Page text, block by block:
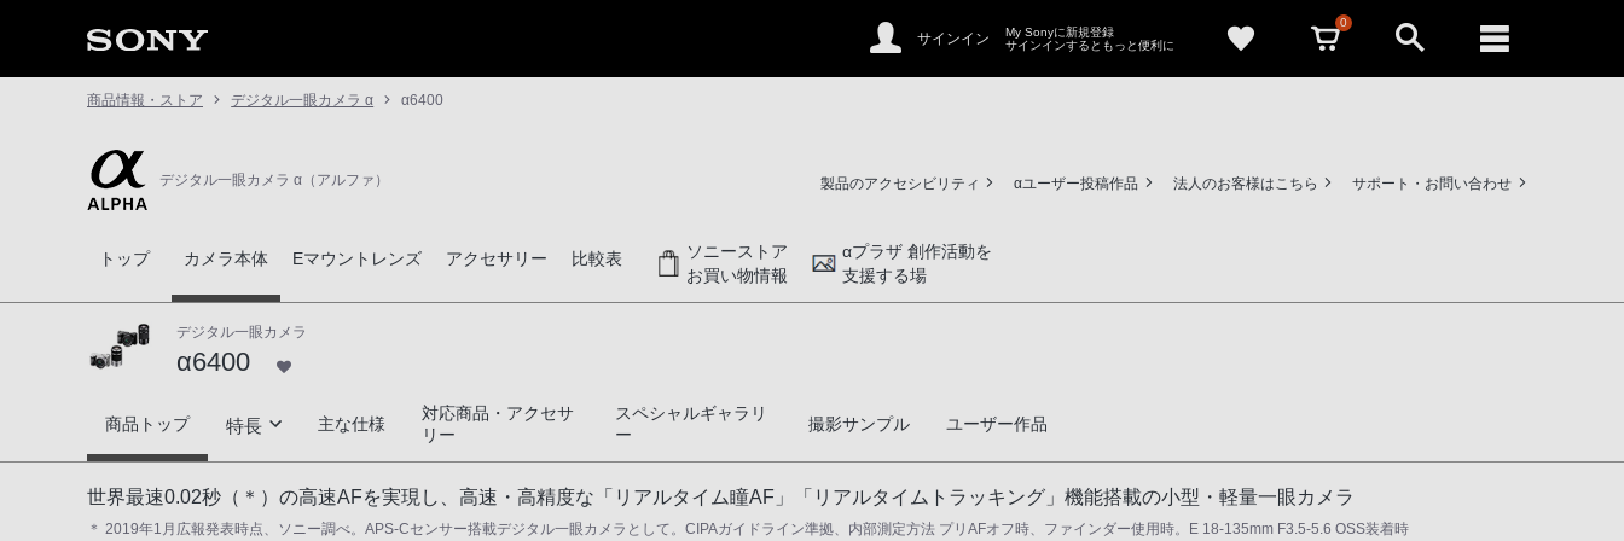
サインイン
My Sonyに新規登録
サインインするともっと便利に
0
商品情報・ストア デジタル一眼カメラ α α6400
デジタル一眼カメラ α（アルファ） 製品のアクセシビリティ αユーザー投稿作品 法人のお客様はこちら サポート・お問い合わせ
トップ カメラ本体 Eマウントレンズ アクセサリー 比較表
ソニーストア
お買い物情報
αプラザ 創作活動を
支援する場
デジタル一眼カメラ
α6400
α6400
商品トップ 特長
決定的瞬間を捉えるスピード性能
主な仕様
対応商品・アクセサ
リー
スペシャルギャラリ
ー
撮影サンプル ユーザー作品
世界最速0.02秒（＊）の高速AFを実現し、高速・高精度な「リアルタイム瞳AF」「リアルタイムトラッキング」機能搭載の小型・軽量一眼カメラ
＊ 2019年1月広報発表時点、ソニー調べ。APS-Cセンサー搭載デジタル一眼カメラとして。CIPAガイドライン準拠、内部測定方法 プリAFオフ時、ファインダー使用時。E 18-135mm F3.5-5.6 OSS装着時